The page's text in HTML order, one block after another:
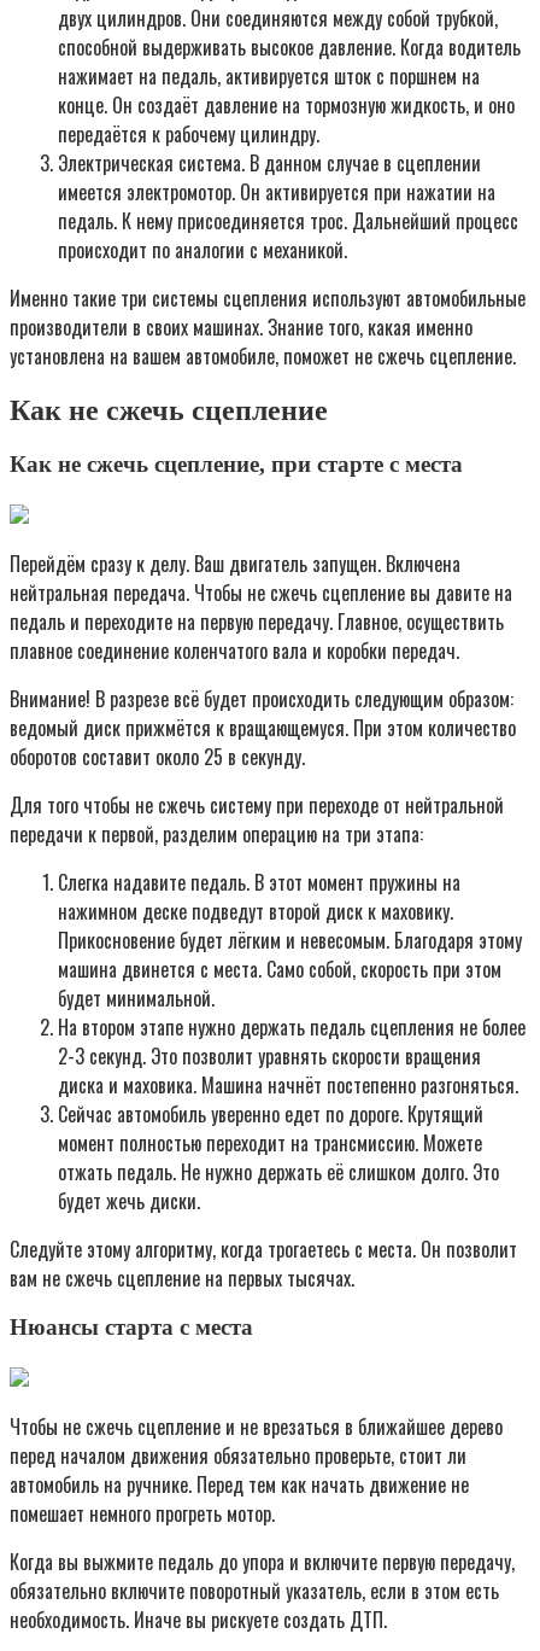
двух цилиндров. Они соединяются между собой трубкой,
способной выдерживать высокое давление. Когда водитель
нажимает на педаль, активируется шток с поршнем на
конце. Он создаёт давление на тормозную жидкость, и оно
передаётся к рабочему цилиндру.
Электрическая система. В данном случае в сцеплении
имеется электромотор. Он активируется при нажатии на
педаль. К нему присоединяется трос. Дальнейший процесс
происходит по аналогии с механикой.
Именно такие три системы сцепления используют автомобильные
производители в своих машинах. Знание того, какая именно
установлена на вашем автомобиле, поможет не сжечь сцепление.
Как не сжечь сцепление
Как не сжечь сцепление, при старте с места
Перейдём сразу к делу. Ваш двигатель запущен. Включена
нейтральная передача. Чтобы не сжечь сцепление вы давите на
педаль и переходите на первую передачу. Главное, осуществить
плавное соединение коленчатого вала и коробки передач.
Внимание! В разрезе всё будет происходить следующим образом:
ведомый диск прижмётся к вращающемуся. При этом количество
оборотов составит около 25 в секунду.
Для того чтобы не сжечь систему при переходе от нейтральной
передачи к первой, разделим операцию на три этапа:
Слегка надавите педаль. В этот момент пружины на
нажимном деске подведут второй диск к маховику.
Прикосновение будет лёгким и невесомым. Благодаря этому
машина двинется с места. Само собой, скорость при этом
будет минимальной.
На втором этапе нужно держать педаль сцепления не более
2-3 секунд. Это позволит уравнять скорости вращения
диска и маховика. Машина начнёт постепенно разгоняться.
Сейчас автомобиль уверенно едет по дороге. Крутящий
момент полностью переходит на трансмиссию. Можете
отжать педаль. Не нужно держать её слишком долго. Это
будет жечь диски.
Следуйте этому алгоритму, когда трогаетесь с места. Он позволит
вам не сжечь сцепление на первых тысячах.
Нюансы старта с места
Чтобы не сжечь сцепление и не врезаться в ближайшее дерево
перед началом движения обязательно проверьте, стоит ли
автомобиль на ручнике. Перед тем как начать движение не
помешает немного прогреть мотор.
Когда вы выжмите педаль до упора и включите первую передачу,
обязательно включите поворотный указатель, если в этом есть
необходимость. Иначе вы рискуете создать ДТП.